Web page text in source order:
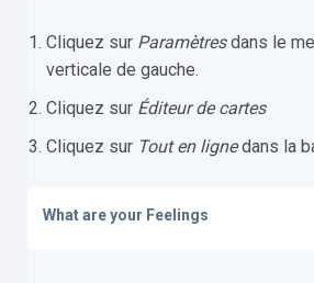
Cliquez sur Paramètresdans le
verticale de gauche.
Cliquez sur Éditeur de cartes
Cliquez sur Tout en lignedans la
What are your Feelings